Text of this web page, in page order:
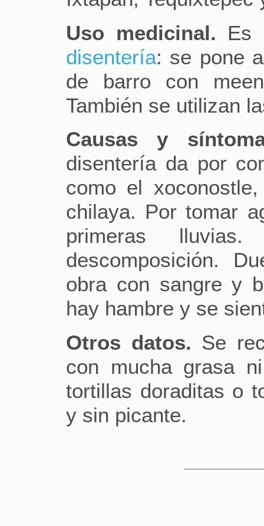
Uso medicinal. Es
disentería: se pone
de barro con
También se utilizan
Causas y
disentería da por
como el
chilaya. Por tomar
primeras
descomposición.
obra con sangre y
hay hambre y se
Otros datos. Se
con mucha grasa
tortillas doraditas o
y sin picante.